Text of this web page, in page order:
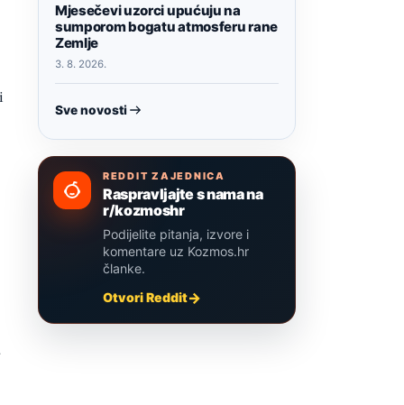
Mjesečevi uzorci upućuju na
sumporom bogatu atmosferu rane
Zemlje
3. 8. 2026.
Sve novosti
REDDIT ZAJEDNICA
Raspravljajte s nama na
r/kozmoshr
Podijelite pitanja, izvore i
komentare uz Kozmos.hr
članke.
Otvori Reddit